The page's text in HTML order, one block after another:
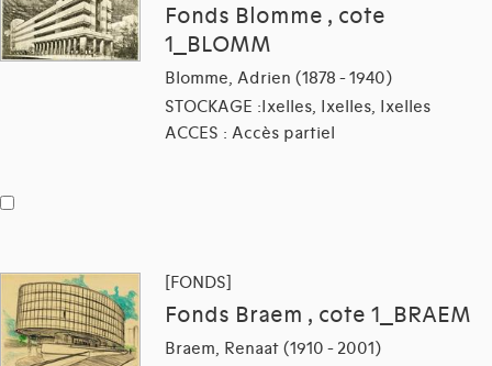
Fonds Blomme , cote
1_BLOMM
Blomme, Adrien (1878 - 1940)
STOCKAGE :Ixelles, Ixelles, Ixelles
ACCES : Accès partiel
[FONDS]
Fonds Braem , cote 1_BRAEM
Braem, Renaat (1910 - 2001)